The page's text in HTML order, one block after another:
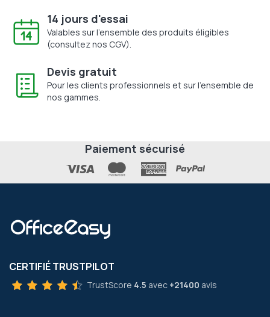
14 jours d'essai
Valables sur l'ensemble des produits éligibles
(consultez nos CGV).
Devis gratuit
Pour les clients professionnels et sur l'ensemble de
nos gammes.
Paiement sécurisé
CERTIFIÉ TRUSTPILOT
TrustScore 4.5 avec +21400 avis